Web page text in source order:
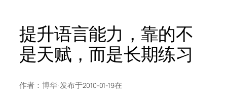
提升语言能力，靠的不
是天赋，而是长期练习
作者： 博华· 发布于2010-01-19在